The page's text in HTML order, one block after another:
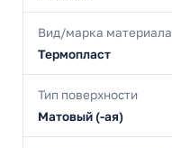
Вид/марка материала
Термопласт
Тип поверхности
Матовый (-ая)